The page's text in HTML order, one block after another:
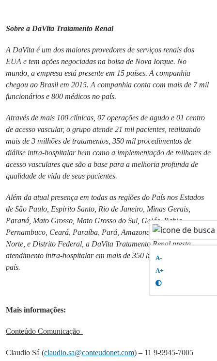
A-
A+
Sobre a DaVita Tratamento Renal
A DaVita é um dos maiores provedores de serviços renais dos
EUA e tem ações negociadas na bolsa de Nova Iorque. No
mundo, a empresa está presente em 15 países. A companhia
chegou ao Brasil em 2015. A companhia conta com mais de 7 mil
funcionários e 800 médicos no país.
Através de mais 100 clínicas, 07 operações de agudo e 01 centro
de acesso vascular, o grupo atende 21 mil pacientes, realizando
mais de 3 milhões de tratamentos, 350 mil procedimentos de
diálise intra-hospitalar bem como a implementação de milhares de
acesso vasculares que são a base para a melhoria profunda de
qualidade de vida de seus pacientes.
Além da atual presença em todas as regiões do País nos Estados
de São Paulo, Espírito Santo, Rio de Janeiro, Minas Gerais,
Paraná, Mato Grosso, Mato Grosso do Sul, Goiás, Bahia,
Pernambuco, Ceará, Paraíba, Pará, Amazonas, Rio Grande do
Norte, e Distrito Federal, a DaVita Tratamento Renal presta
atendimento intra-hospitalar em mais de 350 hospitais em todo o
país.
Mais informações:
Conteúdo Comunicação
Claudio Sá (claudio.sa@conteudonet.com) – 11 9-9945-7005